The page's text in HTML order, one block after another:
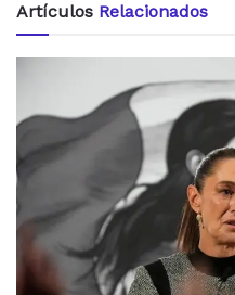
Artículos Relacionados